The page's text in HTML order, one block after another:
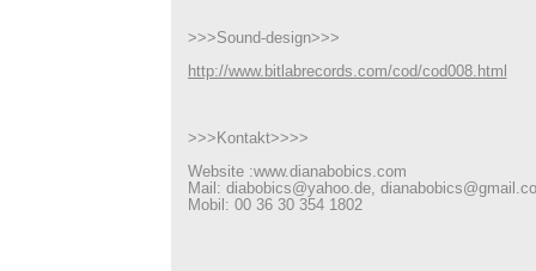
>>>Sound-design>>>
http://www.bitlabrecords.com/cod/cod008.html
>>>Kontakt>>>>
Website :www.dianabobics.com
Mail: diabobics@yahoo.de,
Mobil: 00 36 30 354 1802